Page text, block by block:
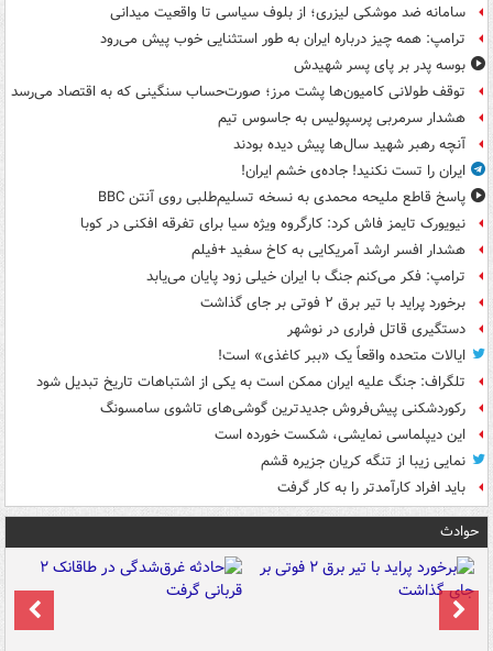
سامانه ضد موشکی لیزری؛ از بلوف سیاسی تا واقعیت میدانی
ترامپ: همه چیز درباره ایران به طور استثنایی خوب پیش می‌رود
بوسه‌ پدر بر پای پسر شهیدش
توقف طولانی کامیون‌ها پشت مرز؛ صورت‌حساب سنگینی که به اقتصاد می‌رسد
هشدار سرمربی پرسپولیس به جاسوس تیم
آنچه رهبر شهید سال‌ها پیش دیده بودند
ایران را تست نکنید! جاده‌ی خشم ایران!
پاسخ قاطع ملیحه محمدی به نسخه تسلیم‌طلبی روی آنتن BBC
نیویورک تایمز فاش کرد: کارگروه ویژه سیا برای تفرقه افکنی در کوبا
هشدار افسر ارشد آمریکایی به کاخ سفید +فیلم
ترامپ: فکر می‌کنم جنگ با ایران خیلی زود پایان می‌یابد
برخورد پراید با تیر برق ۲ فوتی بر جای گذاشت
دستگیری قاتل فراری در نوشهر
ایالات متحده واقعاً یک «ببر کاغذی» است!
تلگراف: جنگ علیه ایران ممکن است به یکی از اشتباهات تاریخ تبدیل شود
رکوردشکنی پیش‌فروش جدیدترین گوشی‌های تاشوی سامسونگ
این دیپلماسی نمایشی، شکست خورده است
نمایی زیبا از تنگه کریان جزیره قشم
باید افراد کارآمدتر را به کار گرفت
حوادث